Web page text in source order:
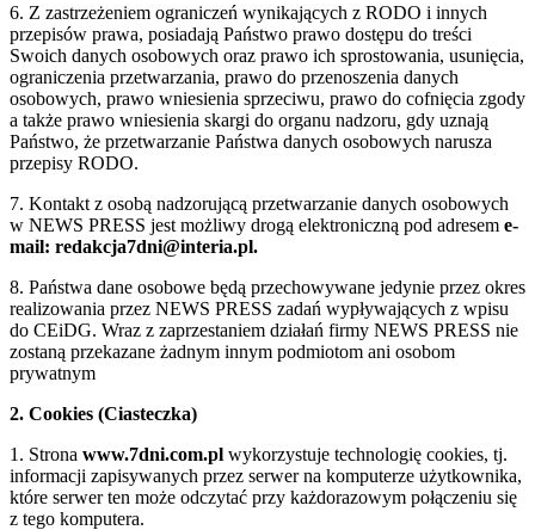
6. Z zastrzeżeniem ograniczeń wynikających z RODO i innych
przepisów prawa, posiadają Państwo prawo dostępu do treści
Swoich danych osobowych oraz prawo ich sprostowania, usunięcia,
ograniczenia przetwarzania, prawo do przenoszenia danych
osobowych, prawo wniesienia sprzeciwu, prawo do cofnięcia zgody
a także prawo wniesienia skargi do organu nadzoru, gdy uznają
Państwo, że przetwarzanie Państwa danych osobowych narusza
przepisy RODO.
7. Kontakt z osobą nadzorującą przetwarzanie danych osobowych
w NEWS PRESS jest możliwy drogą elektroniczną pod adresem e-
mail: redakcja7dni@interia.pl.
8. Państwa dane osobowe będą przechowywane jedynie przez okres
realizowania przez NEWS PRESS zadań wypływających z wpisu
do CEiDG. Wraz z zaprzestaniem działań firmy NEWS PRESS nie
zostaną przekazane żadnym innym podmiotom ani osobom
prywatnym
2. Cookies (Ciasteczka)
1. Strona www.7dni.com.pl wykorzystuje technologię cookies, tj.
informacji zapisywanych przez serwer na komputerze użytkownika,
które serwer ten może odczytać przy każdorazowym połączeniu się
z tego komputera.